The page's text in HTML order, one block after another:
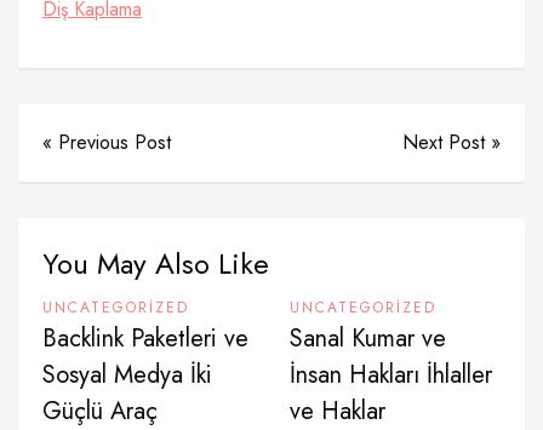
Diş Kaplama
« Previous Post Next Post »
You May Also Like
UNCATEGORIZED
Backlink Paketleri ve
Sosyal Medya İki
Güçlü Araç
UNCATEGORIZED
Sanal Kumar ve
İnsan Hakları İhlaller
ve Haklar